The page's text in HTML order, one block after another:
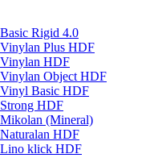
Rigid 4.0
Plus HDF
HDF
Object HDF
Basic HDF
HDF
(Mineral)
HDF
klick HDF